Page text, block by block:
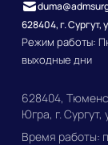
628404, г. Сургут,
Режим работы:
выходные дни
628404,
Югра, г. Сургут,
Время работы: